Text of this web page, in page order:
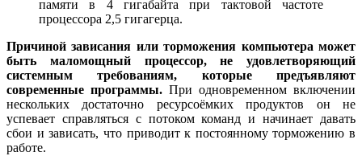
памяти в 4 гигабайта при тактовой частоте
процессора 2,5 гигагерца.
Причиной зависания или торможения компьютера может
быть маломощный процессор, не удовлетворяющий
системным требованиям, которые предъявляют
современные программы. При одновременном включении
нескольких достаточно ресурсоёмких продуктов он не
успевает справляться с потоком команд и начинает давать
сбои и зависать, что приводит к постоянному торможению в
работе.